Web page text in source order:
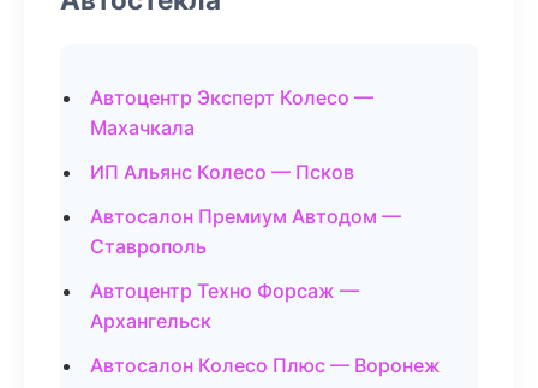
Автоцентр Эксперт Колесо —
Махачкала
ИП Альянс Колесо — Псков
Автосалон Премиум Автодом —
Ставрополь
Автоцентр Техно Форсаж —
Архангельск
Автосалон Колесо Плюс — Воронеж